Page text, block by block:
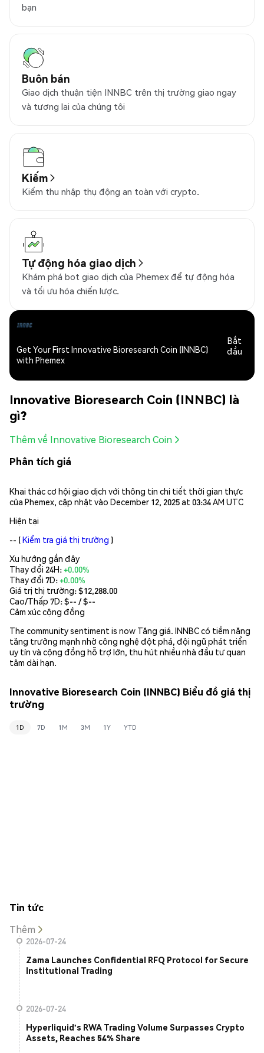
bạn
Buôn bán
Giao dịch thuận tiện INNBC trên thị trường giao ngay
và tương lai của chúng tôi
Kiếm
Kiếm thu nhập thụ động an toàn với crypto.
Tự động hóa giao dịch
Khám phá bot giao dịch của Phemex để tự động hóa
và tối ưu hóa chiến lược.
Get Your First Innovative Bioresearch Coin (INNBC)
with Phemex
Bắt
đầu
Innovative Bioresearch Coin (INNBC) là
gì?
Thêm về Innovative Bioresearch Coin
Phân tích giá
Khai thác cơ hội giao dịch với thông tin chi tiết thời gian thực
của Phemex, cập nhật vào December 12, 2025 at 03:34 AM UTC
Hiện tại
-- (Kiểm tra giá thị trường )
Xu hướng gần đây
Thay đổi 24H:+0.00%
Thay đổi 7D:+0.00%
Giá trị thị trường:$12,288.00
Cao/Thấp 7D: $-- / $--
Cảm xúc cộng đồng
The community sentiment is now Tăng giá. INNBC có tiềm năng
tăng trưởng mạnh nhờ công nghệ đột phá, đội ngũ phát triển
uy tín và cộng đồng hỗ trợ lớn, thu hút nhiều nhà đầu tư quan
tâm dài hạn.
Innovative Bioresearch Coin (INNBC) Biểu đồ giá thị
trường
1D 7D 1M 3M 1Y YTD
Tin tức
Thêm
2026-07-24
Zama Launches Confidential RFQ Protocol for Secure
Institutional Trading
2026-07-24
Hyperliquid's RWA Trading Volume Surpasses Crypto
Assets, Reaches 54% Share